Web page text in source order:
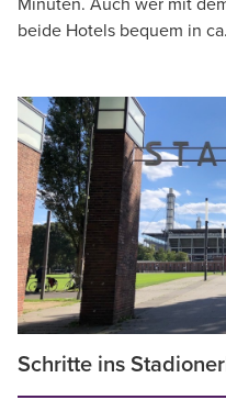
Minuten. Auch wer mit
beide Hotels bequem in
Schritte ins